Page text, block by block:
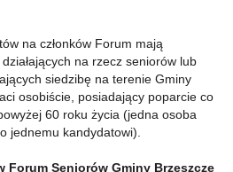
na członków Forum mają
na rzecz seniorów lub
siedzibę na terenie Gminy
osobiście, posiadający poparcie co
60 roku życia (jedna osoba
jednemu kandydatowi).
Forum Seniorów Gminy Brzeszcze